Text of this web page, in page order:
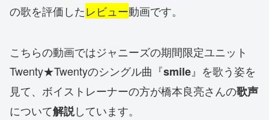
の歌を評価したレビュー動画です。
こちらの動画ではジャニーズの期間限定ユニット
Twenty★Twentyのシングル曲『smile』を歌う姿を
見て、ボイストレーナーの方が橋本良亮さんの歌声
について解説しています。